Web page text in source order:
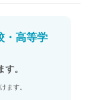
・高等学
。
ます。